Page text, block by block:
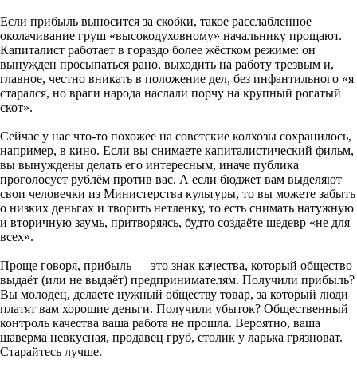
Если прибыль выносится за скобки, такое расслабленное
околачивание груш «высокодуховному» начальнику прощают.
Капиталист работает в гораздо более жёстком режиме: он
вынужден просыпаться рано, выходить на работу трезвым и,
главное, честно вникать в положение дел, без инфантильного «я
старался, но враги народа наслали порчу на крупный рогатый
скот».
Сейчас у нас что-то похожее на советские колхозы сохранилось,
например, в кино. Если вы снимаете капиталистический фильм,
вы вынуждены делать его интересным, иначе публика
проголосует рублём против вас. А если бюджет вам выделяют
свои человечки из Министерства культуры, то вы можете забыть
о низких деньгах и творить нетленку, то есть снимать натужную
и вторичную заумь, притворяясь, будто создаёте шедевр «не для
всех».
Проще говоря, прибыль — это знак качества, который общество
выдаёт (или не выдаёт) предпринимателям. Получили прибыль?
Вы молодец, делаете нужный обществу товар, за который люди
платят вам хорошие деньги. Получили убыток? Общественный
контроль качества ваша работа не прошла. Вероятно, ваша
шаверма невкусная, продавец груб, столик у ларька грязноват.
Старайтесь лучше.